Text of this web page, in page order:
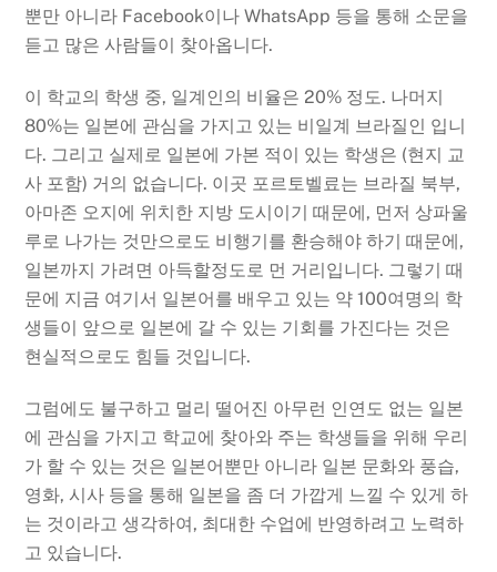
뿐만 아니라 Facebook이나 WhatsApp 등을 통해 소문을
듣고 많은 사람들이 찾아옵니다.
이 학교의 학생 중, 일계인의 비율은 20% 정도. 나머지
80%는 일본에 관심을 가지고 있는 비일계 브라질인 입니
다. 그리고 실제로 일본에 가본 적이 있는 학생은 (현지 교
사 포함) 거의 없습니다. 이곳 포르토벨료는 브라질 북부,
아마존 오지에 위치한 지방 도시이기 때문에, 먼저 상파울
루로 나가는 것만으로도 비행기를 환승해야 하기 때문에,
일본까지 가려면 아득할정도로 먼 거리입니다. 그렇기 때
문에 지금 여기서 일본어를 배우고 있는 약 100여명의 학
생들이 앞으로 일본에 갈 수 있는 기회를 가진다는 것은
현실적으로도 힘들 것입니다.
그럼에도 불구하고 멀리 떨어진 아무런 인연도 없는 일본
에 관심을 가지고 학교에 찾아와 주는 학생들을 위해 우리
가 할 수 있는 것은 일본어뿐만 아니라 일본 문화와 풍습,
영화, 시사 등을 통해 일본을 좀 더 가깝게 느낄 수 있게 하
는 것이라고 생각하여, 최대한 수업에 반영하려고 노력하
고 있습니다.